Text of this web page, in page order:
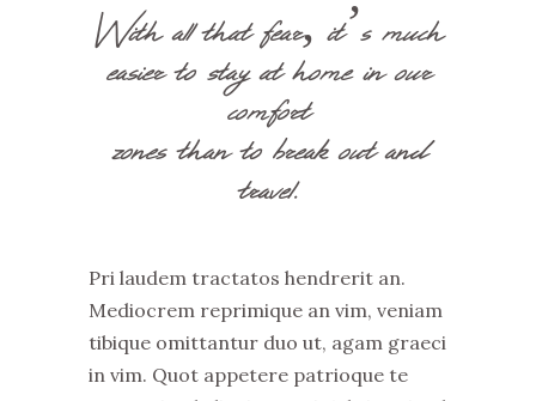
With all that fear, it’s much
easier to stay at home in our
comfort
zones than to break out and
travel.
Pri laudem tractatos hendrerit an.
Mediocrem reprimique an vim, veniam
tibique omittantur duo ut, agam graeci
in vim. Quot appetere patrioque te